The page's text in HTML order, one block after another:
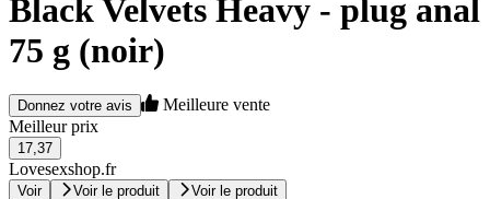
Black Velvets Heavy - plug anal
75 g (noir)
Donnez votre avis
Meilleure vente
Meilleur prix
17,37
Lovesexshop.fr
Voir Voir le produit Voir le produit